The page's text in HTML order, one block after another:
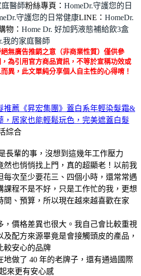
庭醫師粉絲專頁： HomeDr.守護您的日
守護您的日常健康LINE： HomeDr.
物： Home Dr. 好加鈣液態補給飲3盒
我的家庭醫師
無廣告推銷之意（非商業性質）僅供參
為引用官方商品資訊，不等於宣稱功效或
異，此文單純分享個人自主性的心得唷！
推薦《昇宏集團》蓋白系年輕染髮霜&
，居家也能輕鬆玩色，完美遮蓋白髮
綜合
長輩的事，沒想到這幾年工作壓力
然也悄悄找上門，真的超顯老！以前我
每次至少要花三、四個小時，還常常遇
課程不是不好，只是工作忙的我，更想
間、預算，所以現在越來越喜歡在家
，價格差異也很大。我自己會比較重視
及配方來源畢竟是會接觸頭皮的產品，
較安心的品牌
地做了 40 年的老牌子，還有通過國際
來更有安心感